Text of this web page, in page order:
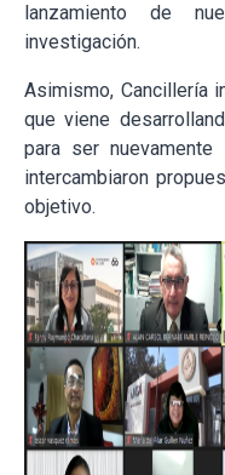
lanzamiento de
investigación.
Asimismo, Cancillería
que viene
para ser
intercambiaron
objetivo.